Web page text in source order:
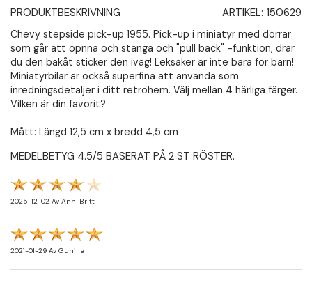
PRODUKTBESKRIVNING ARTIKEL: 150629
Chevy stepside pick-up 1955. Pick-up i miniatyr med dörrar
som går att öpnna och stänga och "pull back" -funktion, drar
du den bakåt sticker den iväg! Leksaker är inte bara för barn!
Miniatyrbilar är också superfina att använda som
inredningsdetaljer i ditt retrohem. Välj mellan 4 härliga färger.
Vilken är din favorit?
Mått: Längd 12,5 cm x bredd 4,5 cm
MEDELBETYG 4.5/5 BASERAT PÅ 2 ST RÖSTER.
2025-12-02 Av Ann-Britt
2021-01-29 Av Gunilla